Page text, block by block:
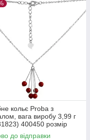
кольє Proba з
вага виробу 3,99 г
400450 розмір
до відправки